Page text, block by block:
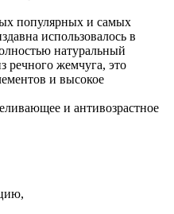
популярных и самых
использовалось в
натуральный
речного жемчуга, это
и высокое
и антивозрастное